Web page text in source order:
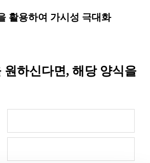
활용하여 가시성 극대화
원하신다면, 해당 양식을